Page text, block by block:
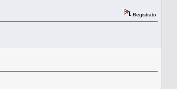
Registrato